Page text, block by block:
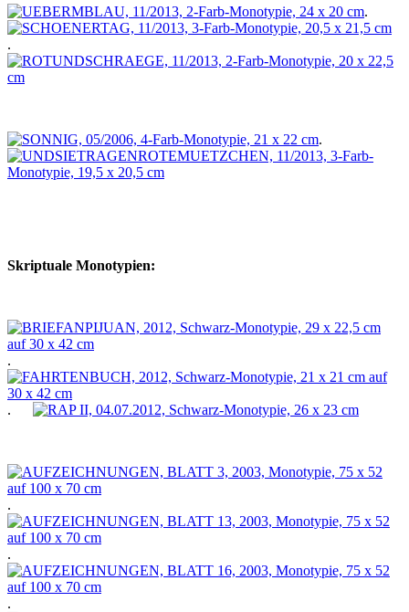
.
.
.
Skriptuale Monotypien:
.
.
.
.
.